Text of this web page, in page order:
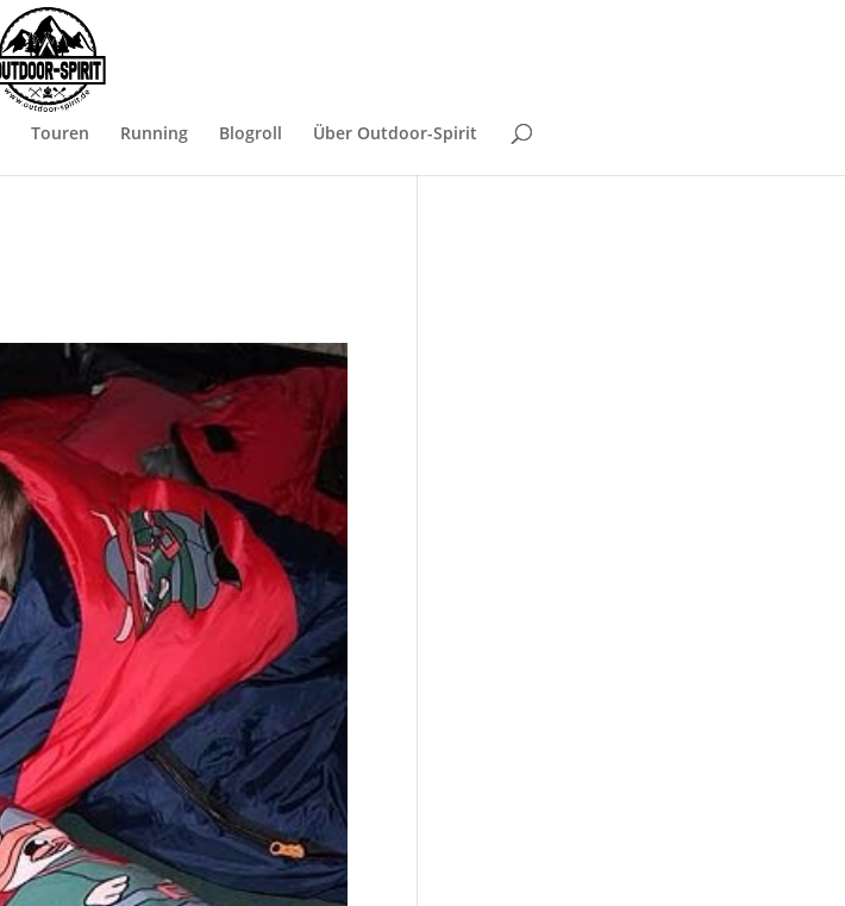
Touren Running Blogroll Über Outdoor-Spirit